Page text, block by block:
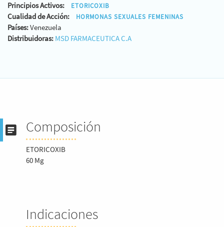
Principios Activos: ETORICOXIB
Cualidad de Acción: HORMONAS SEXUALES FEMENINAS
Países:Venezuela
Distribuidoras: MSD FARMACEUTICA C.A
Composición
ETORICOXIB
60 Mg
Indicaciones